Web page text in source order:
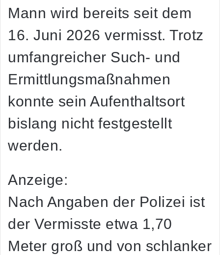
Mann wird bereits seit dem
16. Juni 2026 vermisst. Trotz
umfangreicher Such- und
Ermittlungsmaßnahmen
konnte sein Aufenthaltsort
bislang nicht festgestellt
werden.
Anzeige:
Nach Angaben der Polizei ist
der Vermisste etwa 1,70
Meter groß und von schlanker